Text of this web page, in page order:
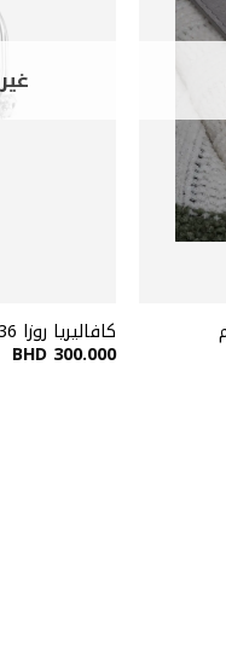
كافاليريا روزا 36 ملم
BHD300.000